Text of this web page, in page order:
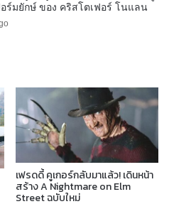
ร์มยักษ์ ของ คริสโตเฟอร์ โนแลน
เฟรดดี้ คูเกอร์กลับมาแล้ว! เดินหน้า
สร้าง A Nightmare on Elm
Street ฉบับใหม่